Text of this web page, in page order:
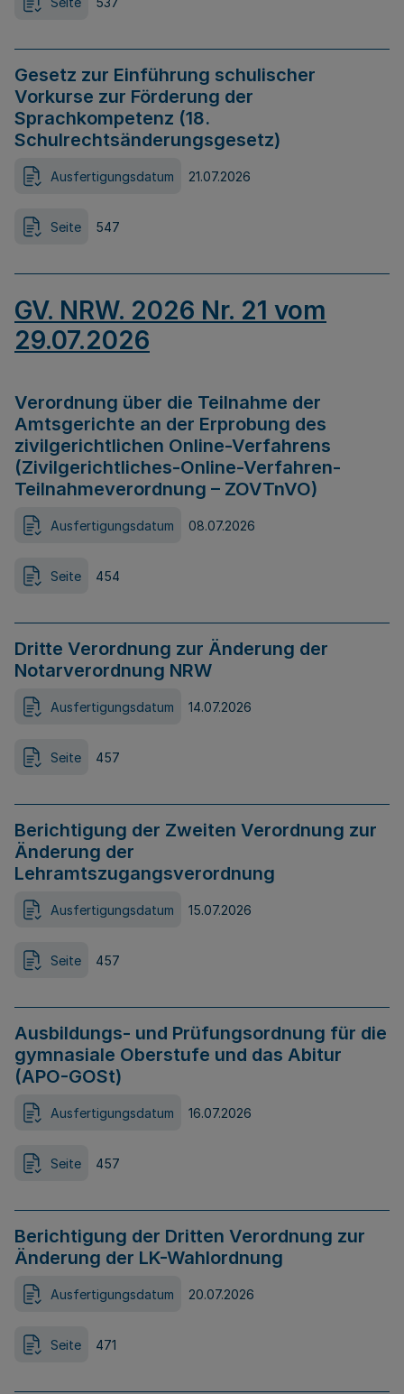
Gesetz zur Einführung schulischer
Vorkurse zur Förderung der
Sprachkompetenz (18.
Schulrechtsänderungsgesetz)
Ausfertigungsdatum 21.07.2026
Seite 547
GV. NRW. 2026 Nr. 21 vom
29.07.2026
Verordnung über die Teilnahme der
Amtsgerichte an der Erprobung des
zivilgerichtlichen Online-Verfahrens
(Zivilgerichtliches-Online-Verfahren-
Teilnahmeverordnung – ZOVTnVO)
Ausfertigungsdatum 08.07.2026
Seite 454
Dritte Verordnung zur Änderung der
Notarverordnung NRW
Ausfertigungsdatum 14.07.2026
Seite 457
Berichtigung der Zweiten Verordnung zur
Änderung der
Lehramtszugangsverordnung
Ausfertigungsdatum 15.07.2026
Seite 457
Ausbildungs- und Prüfungsordnung für die
gymnasiale Oberstufe und das Abitur
(APO-GOSt)
Ausfertigungsdatum 16.07.2026
Seite 457
Berichtigung der Dritten Verordnung zur
Änderung der LK-Wahlordnung
Ausfertigungsdatum 20.07.2026
Seite 471